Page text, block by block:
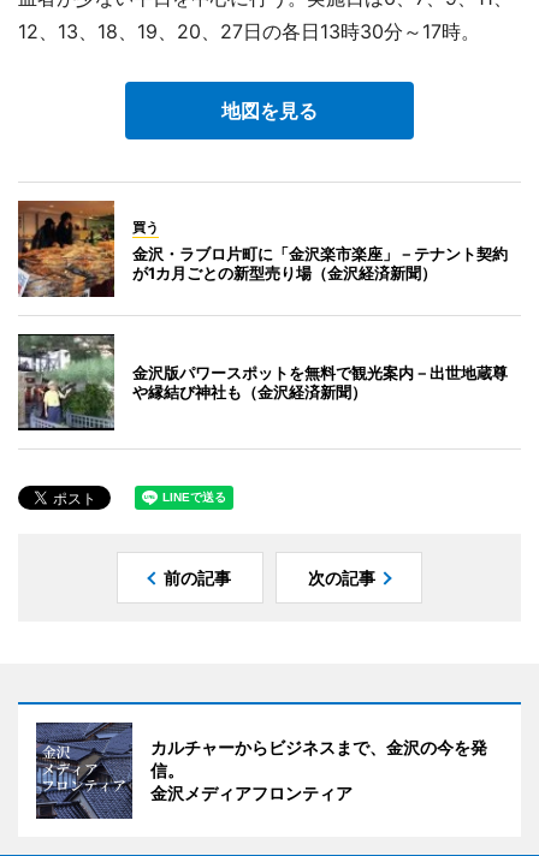
12、13、18、19、20、27日の各日13時30分～17時。
地図を見る
買う
金沢・ラブロ片町に「金沢楽市楽座」－テナント契約
が1カ月ごとの新型売り場（金沢経済新聞）
金沢版パワースポットを無料で観光案内－出世地蔵尊
や縁結び神社も（金沢経済新聞）
前の記事 次の記事
カルチャーからビジネスまで、金沢の今を発
信。
金沢メディアフロンティア